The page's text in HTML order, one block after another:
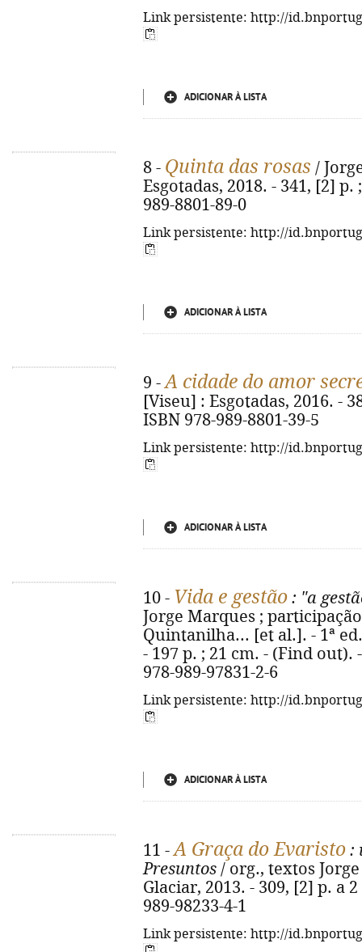
Link persistente: http://
ADICIONAR À LISTA
8 - Quinta das rosas /
Esgotadas, 2018. - 341, [2] p.
989-8801-89-0
Link persistente: http://
ADICIONAR À LISTA
9 -A cidade do amor
[Viseu] : Esgotadas, 2016. -
ISBN 978-989-8801-39-5
Link persistente: http://
ADICIONAR À LISTA
10 - Vida e gestão : "a
Jorge Marques ;
Quintanilha... [et al.]. - 1ª
- 197 p. ; 21 cm. - (Find out).
978-989-97831-2-6
Link persistente: http://
ADICIONAR À LISTA
11 -A Graça do Evaristo :
Presuntos / org., textos
Glaciar, 2013. - 309, [2] p. a
989-98233-4-1
Link persistente: http://